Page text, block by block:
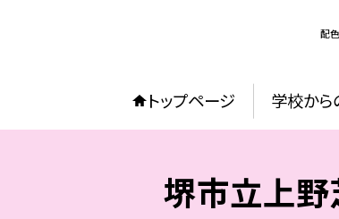
配色
トップページ 学校から
堺市立上